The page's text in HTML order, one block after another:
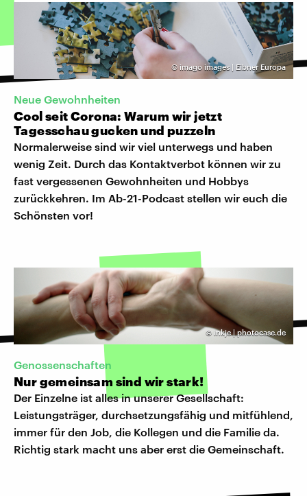
© imago images | Eibner Europa
Neue Gewohnheiten
Cool seit Corona: Warum wir jetzt
Tagesschau gucken und puzzeln
Normalerweise sind wir viel unterwegs und haben
wenig Zeit. Durch das Kontaktverbot können wir zu
fast vergessenen Gewohnheiten und Hobbys
zurückkehren. Im Ab-21-Podcast stellen wir euch die
Schönsten vor!
© inkje | photocase.de
Genossenschaften
Nur gemeinsam sind wir stark!
Der Einzelne ist alles in unserer Gesellschaft:
Leistungsträger, durchsetzungsfähig und mitfühlend,
immer für den Job, die Kollegen und die Familie da.
Richtig stark macht uns aber erst die Gemeinschaft.